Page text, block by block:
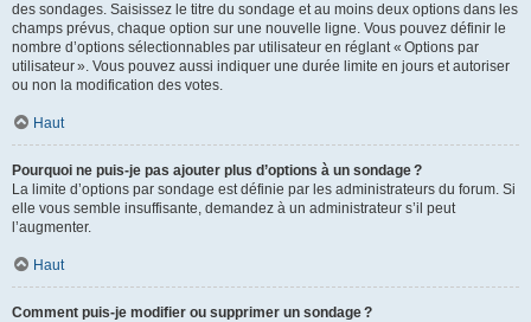
des sondages. Saisissez le titre du sondage et au moins deux options dans les
champs prévus, chaque option sur une nouvelle ligne. Vous pouvez définir le
nombre d’options sélectionnables par utilisateur en réglant « Options par
utilisateur ». Vous pouvez aussi indiquer une durée limite en jours et autoriser
ou non la modification des votes.
Haut
Pourquoi ne puis-je pas ajouter plus d’options à un sondage ?
La limite d’options par sondage est définie par les administrateurs du forum. Si
elle vous semble insuffisante, demandez à un administrateur s’il peut
l’augmenter.
Haut
Comment puis-je modifier ou supprimer un sondage ?